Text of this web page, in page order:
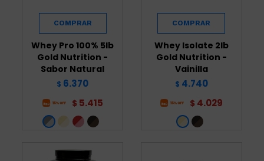
Whey Pro 100% 5lb
Gold Nutrition -
Sabor Natural
$ 6.370
$ 5.415
Whey Isolate 2lb
Gold Nutrition -
Vainilla
$ 4.740
$ 4.029